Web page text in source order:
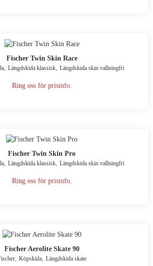
Fischer Twin Skin Race
, Längdskida klassisk, Längdskida skin vallningfri
Ring oss för prisinfo.
Fischer Twin Skin Pro
, Längdskida klassisk, Längdskida skin vallningfri
Ring oss för prisinfo.
Fischer Aerolite Skate 90
, Köpskida, Längdskida skate